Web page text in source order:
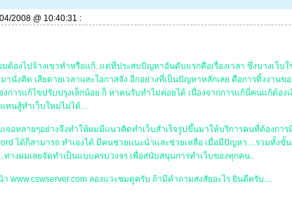
2008 @ 10:40:31 :
ต้องไปจ้างเขาทำหรือแก้..แต่ที่ประสบปัญหาอันดับแรกคือเรื่องเวลา ซึ่งบางเว็บใ
านั่งคิด เสียดายเวลาและโอกาสจัง อีกอย่างที่เป็นปัญหาหลักเลย คือการทิ้งงาน
งการแก้ไขปรับปรุงเล็กน้อย ก็ หาคนรับทำไม่ค่อยได้ เนื่องจากการแก้นี่คนแก้ต้อง
ทนสู้ทำเว็บใหม่ไม่ได้...
อหลายๆอย่างจึงทำให้ผมมีแนวคิดทำเว็บสำเร็จรูปขึ้นมาให้บริการคนที่ต้องการ
ได้ก็สามารถ ทำเองได้ มีคนช่วยแนะนำและช่วยเหลือ เมื่อมีปัญหา....รวมทั้งขั้
ทางผมเลยจัดทำเป็นแบบครบวงจร เพื่อสนับสนุนการทำเว็บของทุกคน..
www.cswserver.com ลองแวะชมดูครับ ถ้ามีคำถามสงสัยอะไร ยินดีครับ....